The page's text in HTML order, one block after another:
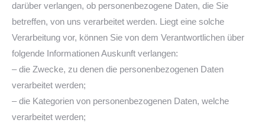
darüber verlangen, ob personenbezogene Daten, die Sie
betreffen, von uns verarbeitet werden. Liegt eine solche
Verarbeitung vor, können Sie von dem Verantwortlichen über
folgende Informationen Auskunft verlangen:
– die Zwecke, zu denen die personenbezogenen Daten
verarbeitet werden;
– die Kategorien von personenbezogenen Daten, welche
verarbeitet werden;